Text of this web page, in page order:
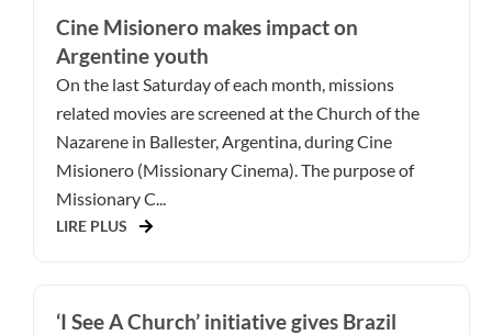
Cine Misionero makes impact on
Argentine youth
On the last Saturday of each month, missions
related movies are screened at the Church of the
Nazarene in Ballester, Argentina, during Cine
Misionero (Missionary Cinema). The purpose of
Missionary C...
LIRE PLUS
‘I See A Church’ initiative gives Brazil